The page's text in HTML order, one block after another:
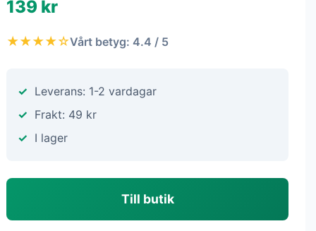
139 kr
★★★★☆Vårt betyg: 4.4 / 5
Leverans: 1-2 vardagar
Frakt: 49 kr
I lager
Till butik